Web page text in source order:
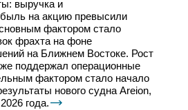
выручка и
на акцию превысили
фактором стало
фрахта на фоне
на Ближнем Востоке. Рост
поддержал операционные
фактором стало начало
нового судна Areion,
года.